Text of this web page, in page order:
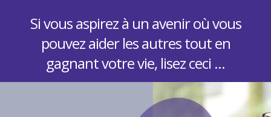
Si vous aspirez à un avenir où vous
pouvez aider les autres tout en
gagnant votre vie, lisez ceci ...